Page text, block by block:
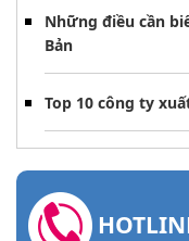
Những điều cần
Bản
Top 10 công ty